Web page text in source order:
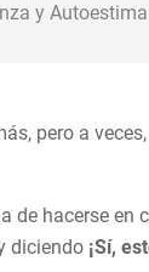
y Autoestima
pero a
de hacerse en
diciendo ¡Sí,